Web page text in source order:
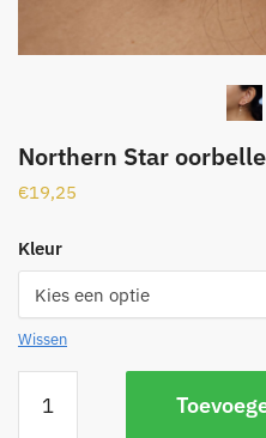
Northern Star
€19,25
Kleur
Wissen
Star